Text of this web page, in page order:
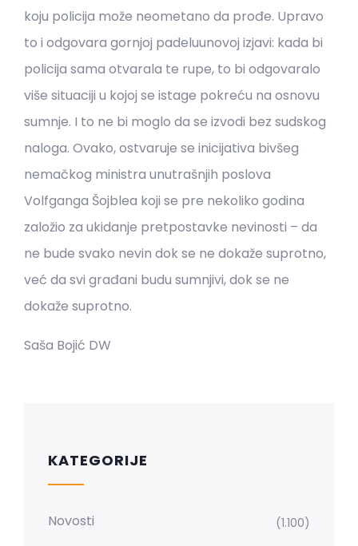
koju policija može neometano da prođe. Upravo
to i odgovara gornjoj padeluunovoj izjavi: kada bi
policija sama otvarala te rupe, to bi odgovaralo
više situaciji u kojoj se istage pokreću na osnovu
sumnje. I to ne bi moglo da se izvodi bez sudskog
naloga. Ovako, ostvaruje se inicijativa bivšeg
nemačkog ministra unutrašnjih poslova
Volfganga Šojblea koji se pre nekoliko godina
založio za ukidanje pretpostavke nevinosti – da
ne bude svako nevin dok se ne dokaže suprotno,
već da svi građani budu sumnjivi, dok se ne
dokaže suprotno.
Saša Bojić DW
KATEGORIJE
Novosti (1.100)